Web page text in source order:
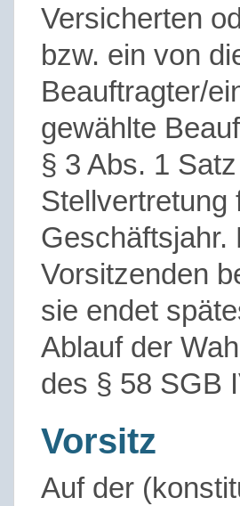
Versicherten
bzw. ein von
Beauftragter/
gewählte
§ 3 Abs. 1
Stellvertretung
Geschäftsjahr.
Vorsitzenden
sie endet
Ablauf der
des § 58 SGB
Vorsitz
Auf der